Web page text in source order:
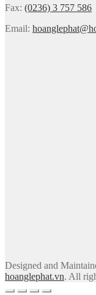
Fax: (0236) 3 757 586
Email:
Designed and
hoanglephat.vn. All